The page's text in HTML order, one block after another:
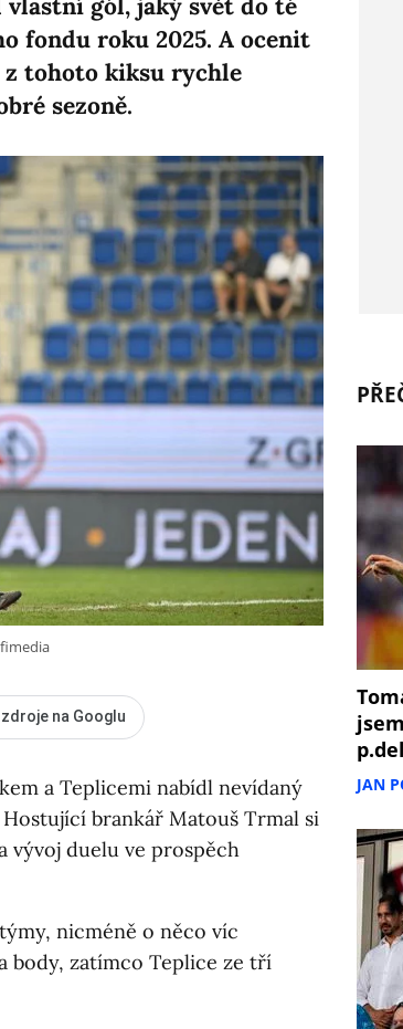
fondu roku 2025. A ocenit
tohoto kiksu rychle
sezoně.
na Googlu
a Teplicemi nabídl nevídaný
brankář Matouš Trmal si
vývoj duelu ve prospěch
nicméně o něco víc
body, zatímco Teplice ze tří
p.del
JAN